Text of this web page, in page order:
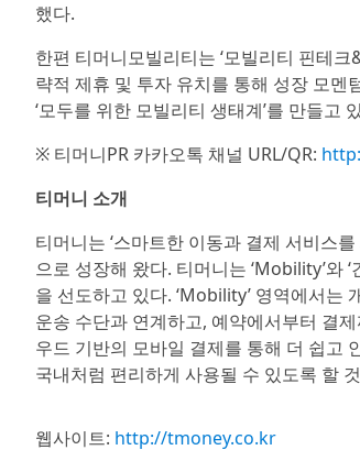
했다.
한편 티머니모빌리티는 ‘모빌리티 핀테
략적 제휴 및 투자 유치를 통해 성장 모
‘모두를 위한 모빌리티 생태계’를 만들고
※ 티머니PR 카카오톡 채널 URL/QR:
티머니 소개
티머니는 ‘스마트한 이동과 결제 서비스
으로 성장해 왔다. 티머니는 ‘Mobility’와
을 선도하고 있다. ‘Mobility’ 영역에서는
운송 수단과 연계하고, 예약에서부터 결
우드 기반의 모바일 결제를 통해 더 쉽고
국내처럼 편리하게 사용될 수 있도록 할
웹사이트: http://tmoney.co.kr